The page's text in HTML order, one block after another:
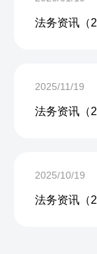
法务资讯（
2025/11/19
法务资讯（
2025/10/19
法务资讯（